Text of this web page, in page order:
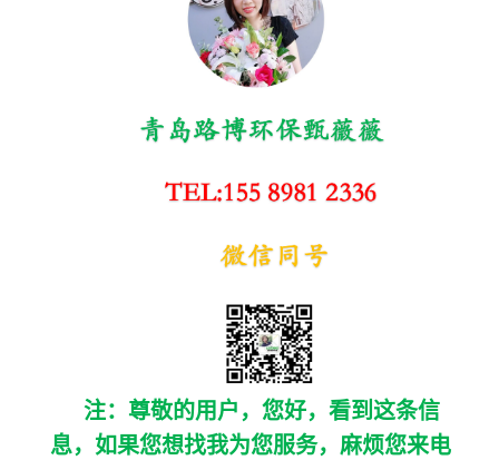
注：尊敬的用户，您好，看到这条信
息，如果您想找我为您服务，麻烦您来电